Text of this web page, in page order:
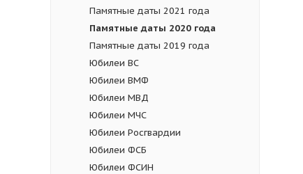
Памятные даты 2021 года
Памятные даты 2020 года
Памятные даты 2019 года
Юбилеи ВС
Юбилеи ВМФ
Юбилеи МВД
Юбилеи МЧС
Юбилеи Росгвардии
Юбилеи ФСБ
Юбилеи ФСИН